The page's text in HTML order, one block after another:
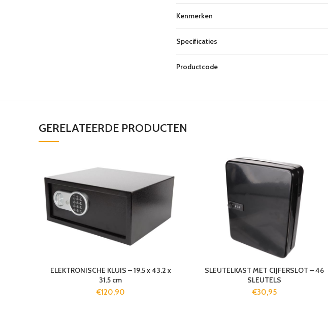
Kenmerken
Specificaties
Productcode
GERELATEERDE PRODUCTEN
ELEKTRONISCHE KLUIS – 19.5 x 43.2 x
31.5 cm
€120,90
SLEUTELKAST MET CIJFERSLOT – 46
SLEUTELS
€30,95